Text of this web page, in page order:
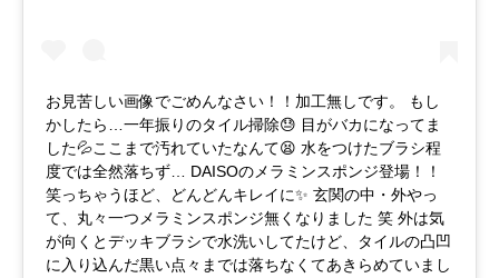
お見苦しい画像でごめんなさい！！加工無しです。 もし
かしたら…一年振りのタイル掃除😓 目がバカになってま
した💦ここまで汚れていたなんて😫 水をつけたブラシ程
度では全然落ちず… DAISOのメラミンスポンジ登場！！
笑っちゃうほど、どんどんキレイに✨ 玄関の中・外やっ
て、丸々一つメラミンスポンジ無くなりました 笑 外は気
が向くとデッキブラシで水洗いしてたけど、タイルの凸凹
に入り込んだ黒い点々までは落ちなくてあきらめていまし